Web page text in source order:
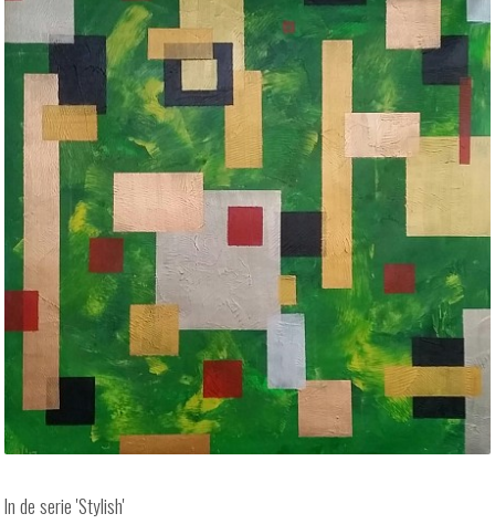
In de serie 'Stylish'